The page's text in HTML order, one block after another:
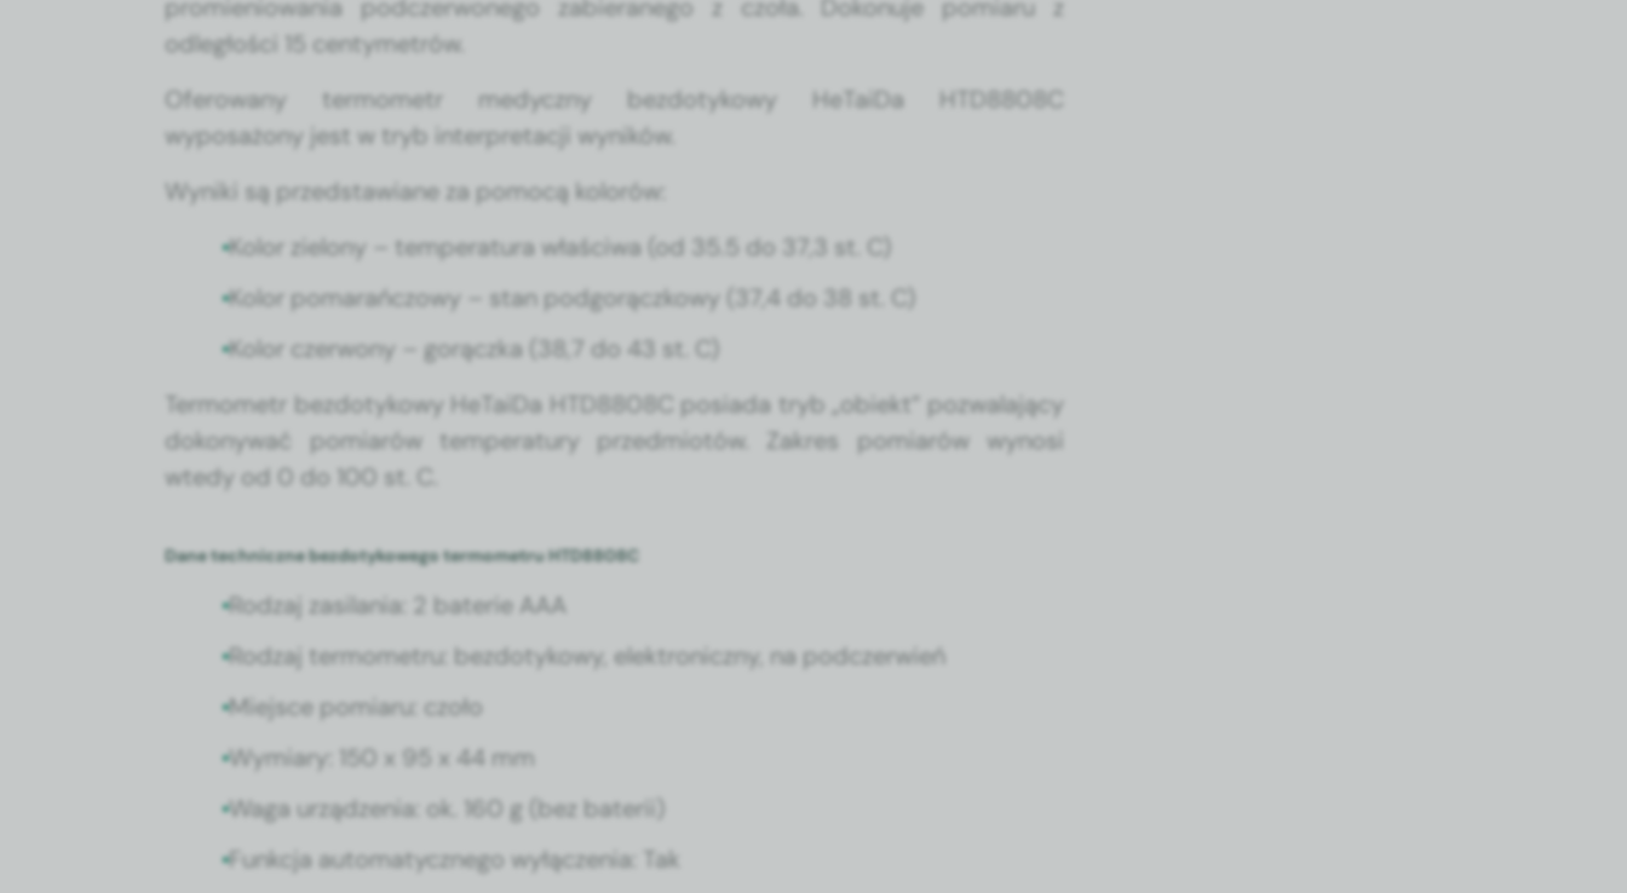
promieniowa­nia pod­cz­er­wonego zabier­anego z czoła. Dokonu­je pomi­aru z
odległoś­ci 15 cen­tymetrów.
Ofer­owany ter­mometr medy­czny bez­do­tykowy HeT­ai­Da HTD8808C
wyposażony jest w tryb inter­pre­tacji wyników.
Wyni­ki są przed­staw­iane za pomocą kolorów:
Kolor zielony – tem­per­atu­ra właś­ci­wa (od 35.5 do 37,3 st. C)
Kolor pomarańc­zowy – stan pod­gorączkowy (37,4 do 38 st. C)
Kolor czer­wony – gorącz­ka (38,7 do 43 st. C)
Ter­mometr bez­do­tykowy HeT­ai­Da HTD8808C posi­a­da tryb „obiekt” pozwala­ją­cy
dokony­wać pomi­arów tem­per­atu­ry przed­miotów. Zakres pomi­arów wynosi
wtedy od 0 do 100 st. C.
Dane techniczne bezdotykowego termometru HTD8808C
Rodzaj zasi­la­nia: 2 baterie AAA
Rodzaj ter­mometru: bez­do­tykowy, elek­tron­iczny, na pod­cz­er­wień
Miejsce pomi­aru: czoło
Wymi­ary: 150 x 95 x 44 mm
Waga urządzenia: ok. 160 g (bez baterii)
Funkc­ja automaty­cznego wyłączenia: Tak